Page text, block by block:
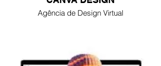
Agência de Design Virtual